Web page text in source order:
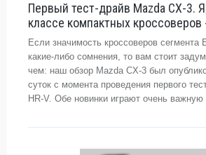
Первый тест-драйв Mazda CX-3.
классе компактных кроссоверов
Если значимость кроссоверов сегмента
какие-либо сомнения, то вам стоит
чем: наш обзор Mazda CX-3 был
суток с момента проведения первого
HR-V. Обе новинки играют очень